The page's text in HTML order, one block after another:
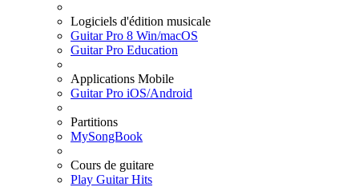
Logiciels d'édition musicale
Guitar Pro 8 Win/macOS
Guitar Pro Education
Applications Mobile
Guitar Pro iOS/Android
Partitions
MySongBook
Cours de guitare
Play Guitar Hits